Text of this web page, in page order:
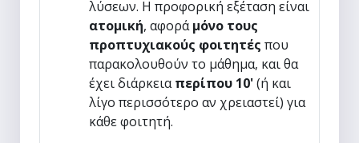
λύσεων. Η προφορική εξέταση είναι
ατομική, αφοράμόνο τους
προπτυχιακούς φοιτητέςπου
παρακολουθούν το μάθημα, και θα
έχει διάρκειαπερίπου 10'(ή και
λίγο περισσότερο αν χρειαστεί) για
κάθε φοιτητή.